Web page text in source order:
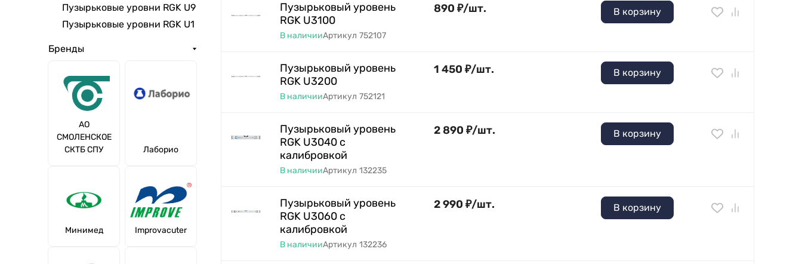
Пузырьковые уровни RGK U9
Пузырьковые уровни RGK U1
Бренды
АО
СМОЛЕНСКОЕ
СКТБ СПУ
Лаборио
Минимед Improvacuter
Пузырьковый уровень
RGK U3100
В наличииАртикул 752107
890 ₽/шт. В корзину
Пузырьковый уровень
RGK U3200
В наличииАртикул 752121
1 450 ₽/шт. В корзину
Пузырьковый уровень
RGK U3040 с
калибровкой
В наличииАртикул 132235
2 890 ₽/шт. В корзину
Пузырьковый уровень
RGK U3060 с
калибровкой
В наличииАртикул 132236
2 990 ₽/шт. В корзину